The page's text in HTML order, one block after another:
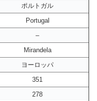
ポルトガル
Portugal
–
Mirandela
ヨーロッパ
351
278